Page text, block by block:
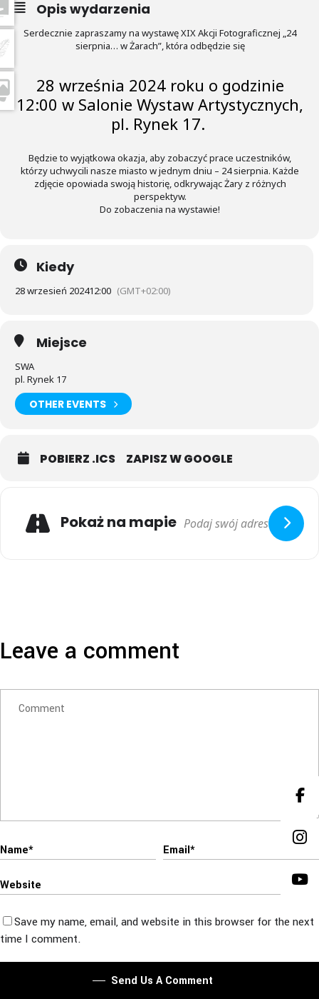
Opis wydarzenia
Serdecznie zapraszamy na wystawę XIX Akcji Fotograficznej „24
sierpnia… w Żarach”, która odbędzie się
28 września 2024 roku o godzinie
12:00 w Salonie Wystaw Artystycznych,
pl. Rynek 17.
Będzie to wyjątkowa okazja, aby zobaczyć prace uczestników,
którzy uchwycili nasze miasto w jednym dniu – 24 sierpnia. Każde
zdjęcie opowiada swoją historię, odkrywając Żary z różnych
perspektyw.
Do zobaczenia na wystawie!
Kiedy
28 wrzesień 202412:00 (GMT+02:00)
Miejsce
SWA
pl. Rynek 17
OTHER EVENTS
POBIERZ .ICS ZAPISZ W GOOGLE
Pokaż na mapie
Leave a comment
Save my name, email, and website in this browser for the next
time I comment.
Send Us A Comment